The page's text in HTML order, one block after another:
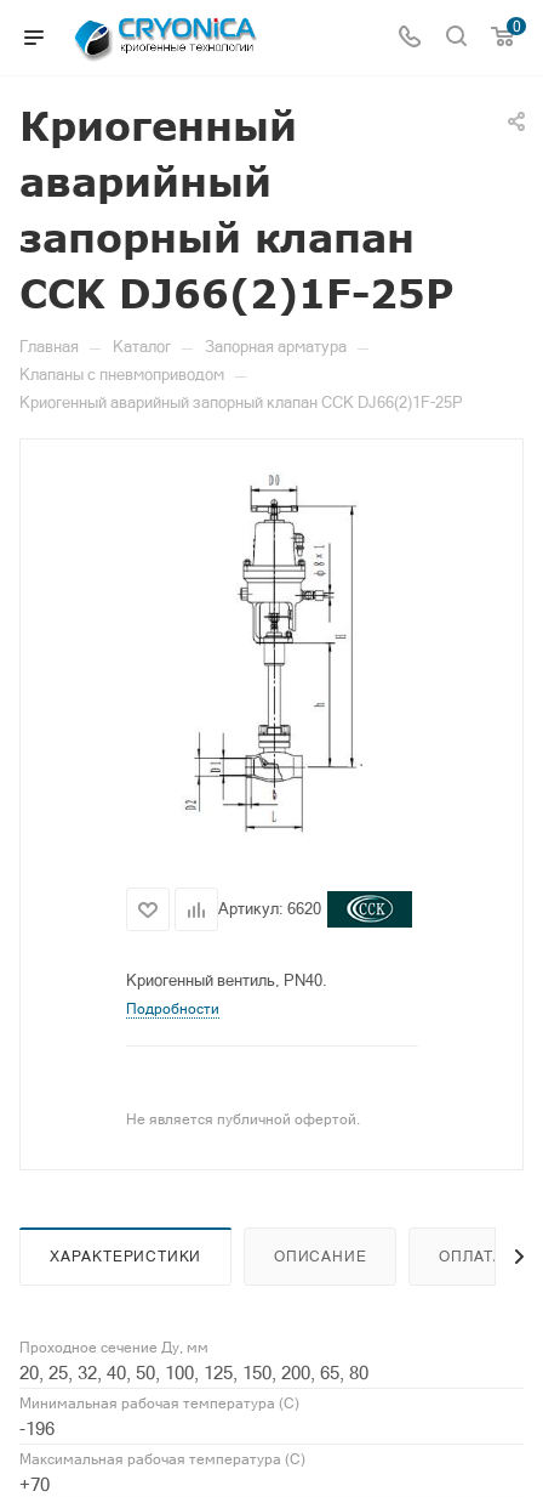
0
Криогенный
аварийный
запорный клапан
CCK DJ66(2)1F-25P
Главная — Каталог — Запорная арматура —
Клапаны с пневмоприводом —
Криогенный аварийный запорный клапан CCK DJ66(2)1F-25P
Артикул: 6620
Криогенный вентиль, PN40.
Подробности
Не является публичной офертой.
ХАРАКТЕРИСТИКИ ОПИСАНИЕ ОПЛАТА
Проходное сечение Ду, мм
20, 25, 32, 40, 50, 100, 125, 150, 200, 65, 80
Минимальная рабочая температура (С)
-196
Максимальная рабочая температура (С)
+70